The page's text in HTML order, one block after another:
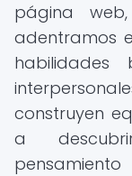
página web,
adentramos
habilidades
construyen
a